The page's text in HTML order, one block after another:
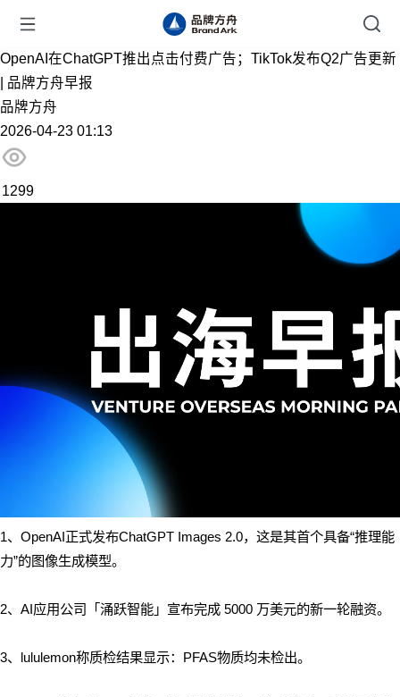
OpenAI在ChatGPT推出点击付费广告；TikTok发布Q2广告更新
| 品牌方舟早报
品牌方舟
2026-04-23 01:13
1299
1、OpenAI正式发布ChatGPT Images 2.0，这是其首个具备“推理能
力”的图像生成模型。
2、AI应用公司「涌跃智能」宣布完成 5000 万美元的新一轮融资。
3、lululemon称质检结果显示：PFAS物质均未检出。